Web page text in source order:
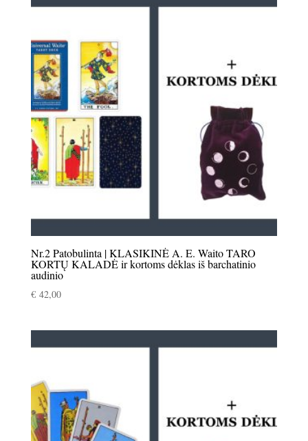
Nr.2 Patobulinta | KLASIKINĖ A. E. Waito TARO
KORTŲ KALADĖ ir kortoms dėklas iš barchatinio
audinio
€42,00